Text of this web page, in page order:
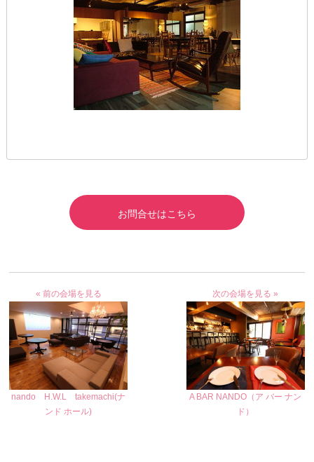
お問合せはこちら
« 前の会場を見る
nando H.W.L takemachi(ナ
ンド ホール)
次の会場を見る »
A BAR NANDO（ア バー ナン
ド）